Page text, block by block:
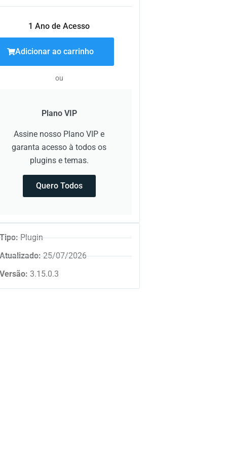
1 Ano de Acesso
Adicionar ao carrinho
ou
Plano VIP
Assine nosso Plano VIP e
garanta acesso à todos os
plugins e temas.
Quero Todos
Plugin
25/07/2026
Versão: 3.15.0.3